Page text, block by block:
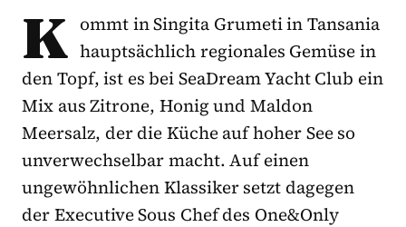
K ommt in Singita Grumeti in Tansania
hauptsächlich regionales Gemüse in
den Topf, ist es bei SeaDream Yacht Club ein
Mix aus Zitrone, Honig und Maldon
Meersalz, der die Küche auf hoher See so
unverwechselbar macht. Auf einen
ungewöhnlichen Klassiker setzt dagegen
der Executive Sous Chef des One&Only